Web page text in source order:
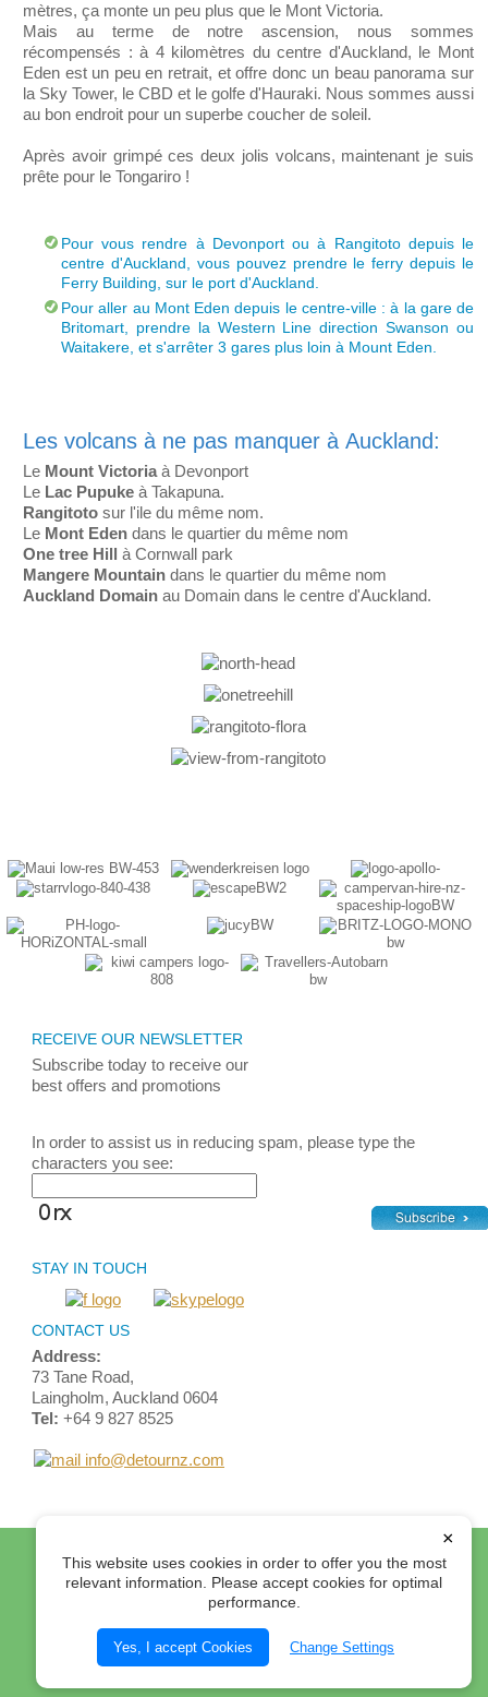
mètres, ça monte un peu plus que le Mont Victoria.
Mais au terme de notre ascension, nous sommes
récompensés : à 4 kilomètres du centre d'Auckland, le Mont
Eden est un peu en retrait, et offre donc un beau panorama sur
la Sky Tower, le CBD et le golfe d'Hauraki. Nous sommes aussi
au bon endroit pour un superbe coucher de soleil.
Après avoir grimpé ces deux jolis volcans, maintenant je suis
prête pour le Tongariro !
Pour vous rendre à Devonport ou à Rangitoto depuis le
centre d'Auckland, vous pouvez prendre le ferry depuis le
Ferry Building, sur le port d'Auckland.
Pour aller au Mont Eden depuis le centre-ville : à la gare de
Britomart, prendre la Western Line direction Swanson ou
Waitakere, et s'arrêter 3 gares plus loin à Mount Eden.
Les volcans à ne pas manquer à Auckland:
Le Mount Victoria à Devonport
Le Lac Pupuke à Takapuna.
Rangitoto sur l'ile du même nom.
Le Mont Eden dans le quartier du même nom
One tree Hill à Cornwall park
Mangere Mountain dans le quartier du même nom
Auckland Domain au Domain dans le centre d'Auckland.
RECEIVE OUR NEWSLETTER
Subscribe today to receive our
best offers and promotions
In order to assist us in reducing spam, please type the
characters you see:
STAY IN TOUCH
CONTACT US
Address:
73 Tane Road,
Laingholm, Auckland 0604
Tel: +64 9 827 8525
info@detournz.com
Contact Us
Terms and Conditions
© 2012 Detour Travel Ltd. All rights reserved.
Select Currency:
×
This website uses cookies in order to offer you the most
relevant information. Please accept cookies for optimal
performance.
Yes, I accept Cookies Change Settings